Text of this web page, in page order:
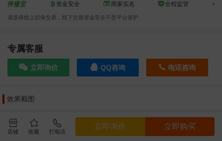
店铺 收藏 打电话
立即询价 立即购买
资金安全 商家实名 全程监管
请选择线上担保交易，线下交易资金安全不受平台保护
专属客服
立即询价 QQ咨询 电话咨询
效果截图